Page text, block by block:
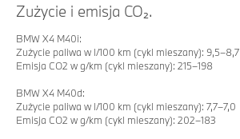
Zużycie i emisja CO₂.
BMW X4 M40i:
Zużycie paliwa w l/100 km (cykl mieszany): 9,5–8,7
Emisja CO2 w g/km (cykl mieszany): 215–198
BMW X4 M40d:
Zużycie paliwa w l/100 km (cykl mieszany): 7,7–7,0
Emisja CO2 w g/km (cykl mieszany): 202–183